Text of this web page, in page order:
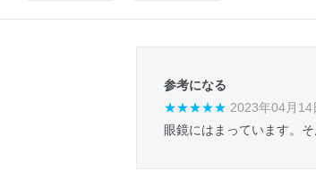
参考になる
★★★★★ 2023年04月14
眼鏡にはまっています。